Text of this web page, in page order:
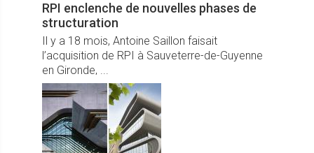
RPI enclenche de nouvelles phases de
structuration
Il y a 18 mois, Antoine Saillon faisait
l’acquisition de RPI à Sauveterre-de-Guyenne
en Gironde, ...